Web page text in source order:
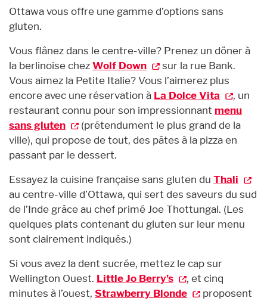
Ottawa vous offre une gamme d’options sans
gluten.
Vous flânez dans le centre-ville? Prenez un döner à
la berlinoise chezWolf Down
sur la rue Bank.
Vous aimez la Petite Italie? Vous l’aimerez plus
encore avec une réservation à La Dolce Vita
, un
restaurant connu pour son impressionnant menu
sans gluten
(prétendument le plus grand de la
ville), qui propose de tout, des pâtes à la pizza en
passant par le dessert.
Essayez la cuisine française sans gluten du Thali
au centre-ville d’Ottawa, qui sert des saveurs du sud
de l’Inde grâce au chef primé Joe Thottungal. (Les
quelques plats contenant du gluten sur leur menu
sont clairement indiqués.)
Si vous avez la dent sucrée, mettez le cap sur
Wellington Ouest. Little Jo Berry’s
, et cinq
minutes à l’ouest, Strawberry Blonde
proposent